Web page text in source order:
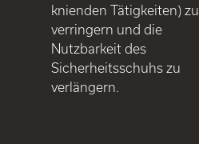
knienden Tätigkeiten) zu
verringern und die
Nutzbarkeit des
Sicherheitsschuhs zu
verlängern.